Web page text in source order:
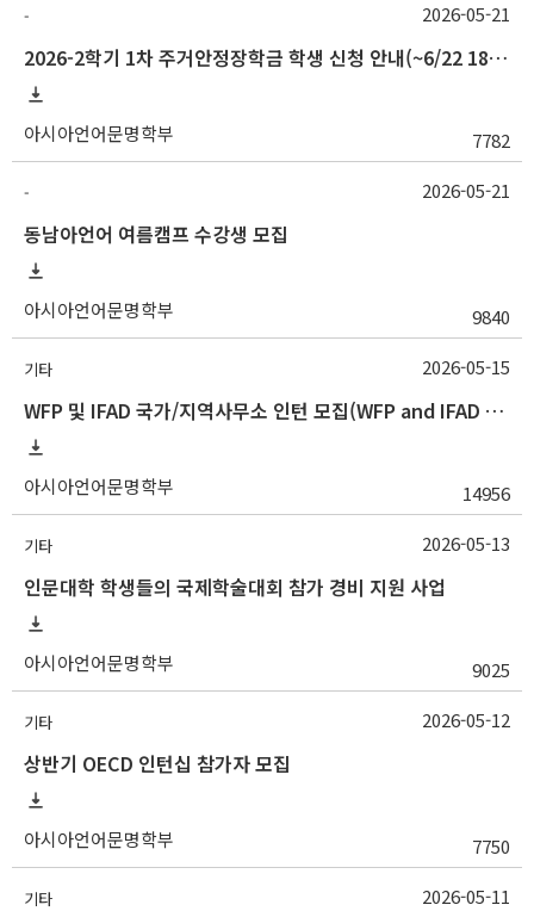
-
2026-2학기 1차 주거안정장학금 학생 신청 안내(~6/22 18:00)
아시아언어문명학부 7782
2026-05-21
-
동남아언어 여름캠프 수강생 모집
아시아언어문명학부 9840
2026-05-21
기타
WFP 및 IFAD 국가/지역사무소 인턴 모집(WFP and IFAD Country/Regional Office Internship Opportunities)
아시아언어문명학부 14956
2026-05-15
기타
인문대학 학생들의 국제학술대회 참가 경비 지원 사업
아시아언어문명학부 9025
2026-05-13
기타
상반기 OECD 인턴십 참가자 모집
아시아언어문명학부 7750
2026-05-12
기타 2026-05-11